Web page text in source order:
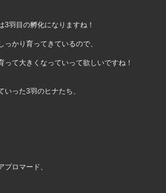
3羽目の孵化になりますね！
かり育ってきているので、
って大きくなっていって欲しいですね！
いった3羽のヒナたち、
プロマード、